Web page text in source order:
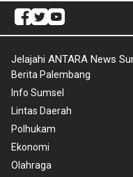
Jelajahi ANTARA News
Berita Palembang
Info Sumsel
Lintas Daerah
Polhukam
Ekonomi
Olahraga